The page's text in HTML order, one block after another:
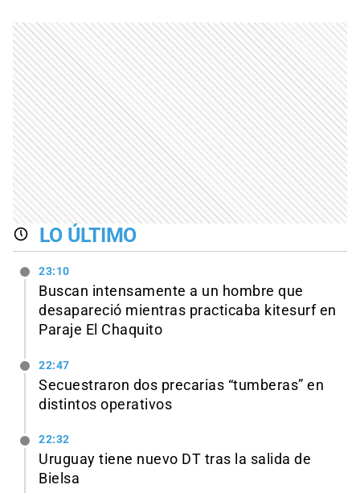
LO ÚLTIMO
23:10
Buscan intensamente a un hombre que
desapareció mientras practicaba kitesurf en
Paraje El Chaquito
22:47
Secuestraron dos precarias “tumberas” en
distintos operativos
22:32
Uruguay tiene nuevo DT tras la salida de
Bielsa